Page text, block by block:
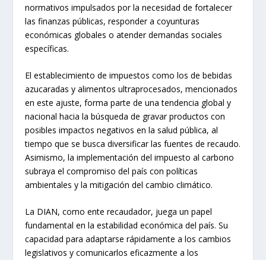
normativos impulsados por la necesidad de fortalecer
las finanzas públicas, responder a coyunturas
económicas globales o atender demandas sociales
específicas.
El establecimiento de impuestos como los de bebidas
azucaradas y alimentos ultraprocesados, mencionados
en este ajuste, forma parte de una tendencia global y
nacional hacia la búsqueda de gravar productos con
posibles impactos negativos en la salud pública, al
tiempo que se busca diversificar las fuentes de recaudo.
Asimismo, la implementación del impuesto al carbono
subraya el compromiso del país con políticas
ambientales y la mitigación del cambio climático.
La DIAN, como ente recaudador, juega un papel
fundamental en la estabilidad económica del país. Su
capacidad para adaptarse rápidamente a los cambios
legislativos y comunicarlos eficazmente a los